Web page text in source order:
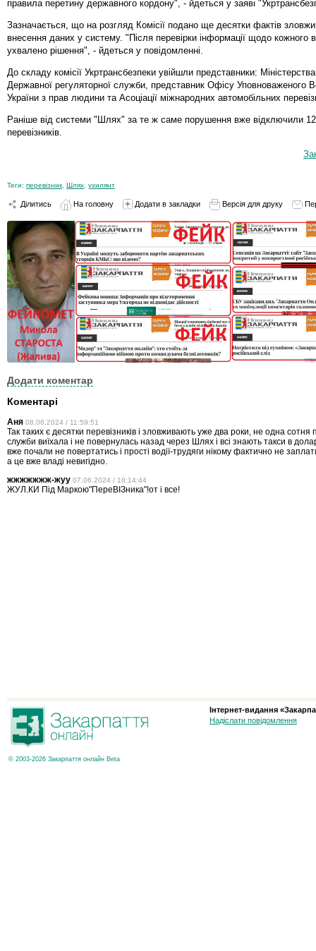
правила перетину державного кордону", - йдеться у заяві
Зазначається, що на розгляд Комісії подано ще десятки фактів
внесення даних у систему. "Після перевірки інформації щодо кожного
ухвалено рішення", - йдеться у повідомленні.
До складу комісії Укртрансбезпеки увійшли представники:
Державної регуляторної служби, представник Офісу Уповноваженого
України з прав людини та Асоціації міжнародних автомобільних
Раніше від системи "Шлях" за те ж саме порушення вже відключили
перевізників.
Теги: перевізник Шлях ухилянт
Ділитись На головну Додати в закладки Версія для друку
Додати коментар
Коментарі
Аня 08.06.2024 / 11:59:51
Так таких є десятки перевізників і зловживають уже два роки, не одна сотня
служби виїхала і не повернулась назад через Шлях і всі знають такси в
вже почали не повертатись і прості водії-трудяги нікому фактично не
а це вже владі невигідно.
жжжжжжж-жуу 07.06.2024 / 18:14:44
ЖУЛ.КИ Під Маркою"ПереВІЗника"!от і все!
© 2003-2026 Закарпаття онлайн Beta
Інтернет-видання
Надіслати повідомлення